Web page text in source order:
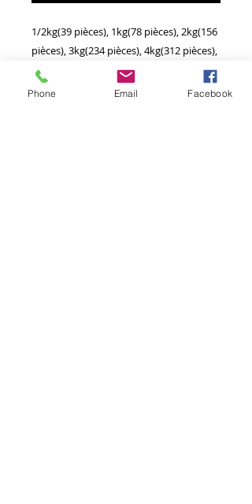
1/2kg(39 pièces), 1kg(78 pièces), 2kg(156
pièces), 3kg(234 pièces), 4kg(312 pièces),
5kg(390 pièces), 6kg(468 pièces), 7kg(546
pièces), 8kg(624 pièces), 9kg(702pièces),
Phone Email Facebook